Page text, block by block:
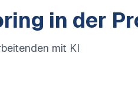
in der
mit KI